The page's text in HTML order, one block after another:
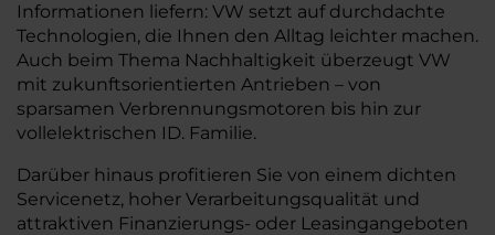
Informationen liefern: VW setzt auf durchdachte
Technologien, die Ihnen den Alltag leichter machen.
Auch beim Thema Nachhaltigkeit überzeugt VW
mit zukunftsorientierten Antrieben – von
sparsamen Verbrennungsmotoren bis hin zur
vollelektrischen ID. Familie.
Darüber hinaus profitieren Sie von einem dichten
Servicenetz, hoher Verarbeitungsqualität und
attraktiven Finanzierungs- oder Leasingangeboten